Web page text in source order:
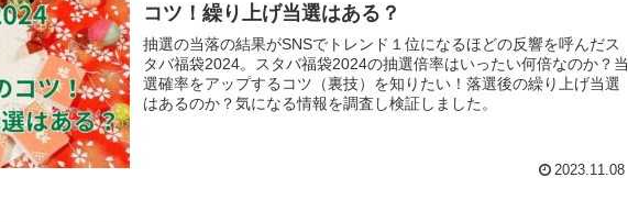
コツ！繰り上げ当選はある？
抽選の当落の結果がSNSでトレンド１位になるほどの反響を呼んだス
タバ福袋2024。スタバ福袋2024の抽選倍率はいったい何倍なのか？当
選確率をアップするコツ（裏技）を知りたい！落選後の繰り上げ当選
はあるのか？気になる情報を調査し検証しました。
2023.11.08